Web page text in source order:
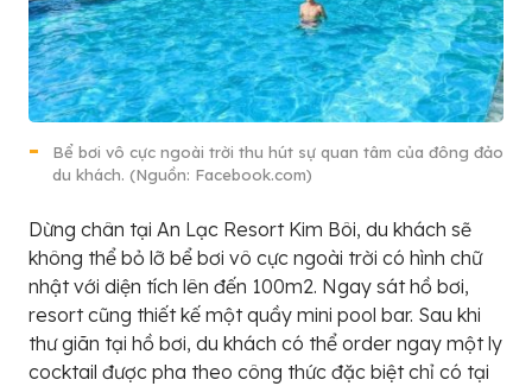
Bể bơi vô cực ngoài trời thu hút sự quan tâm của đông đảo
du khách. (Nguồn: Facebook.com)
Dừng chân tại An Lạc Resort Kim Bôi, du khách sẽ
không thể bỏ lỡ bể bơi vô cực ngoài trời có hình chữ
nhật với diện tích lên đến 100m2. Ngay sát hồ bơi,
resort cũng thiết kế một quầy mini pool bar. Sau khi
thư giãn tại hồ bơi, du khách có thể order ngay một ly
cocktail được pha theo công thức đặc biệt chỉ có tại